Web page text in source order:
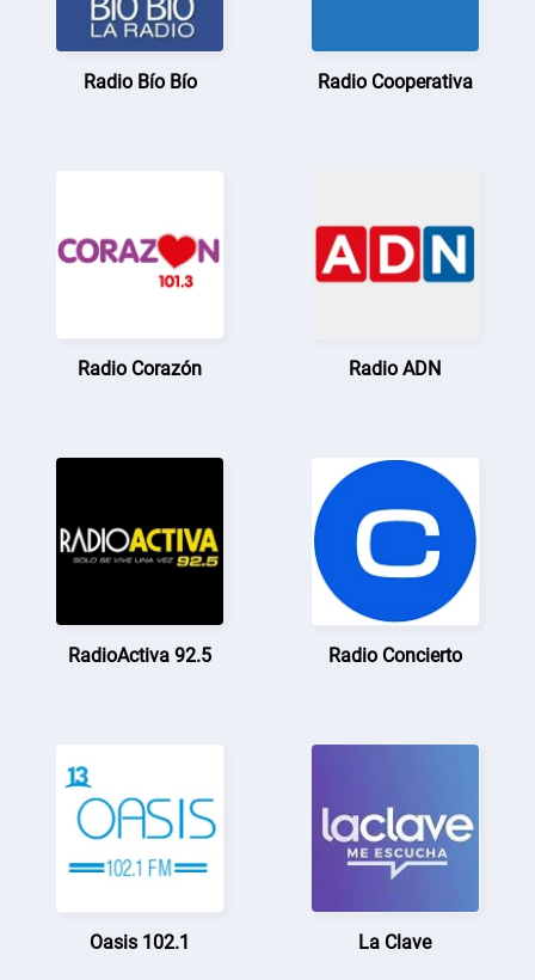
Radio Bío Bío Radio Cooperativa
Radio Corazón Radio ADN
RadioActiva 92.5 Radio Concierto
Oasis 102.1 La Clave